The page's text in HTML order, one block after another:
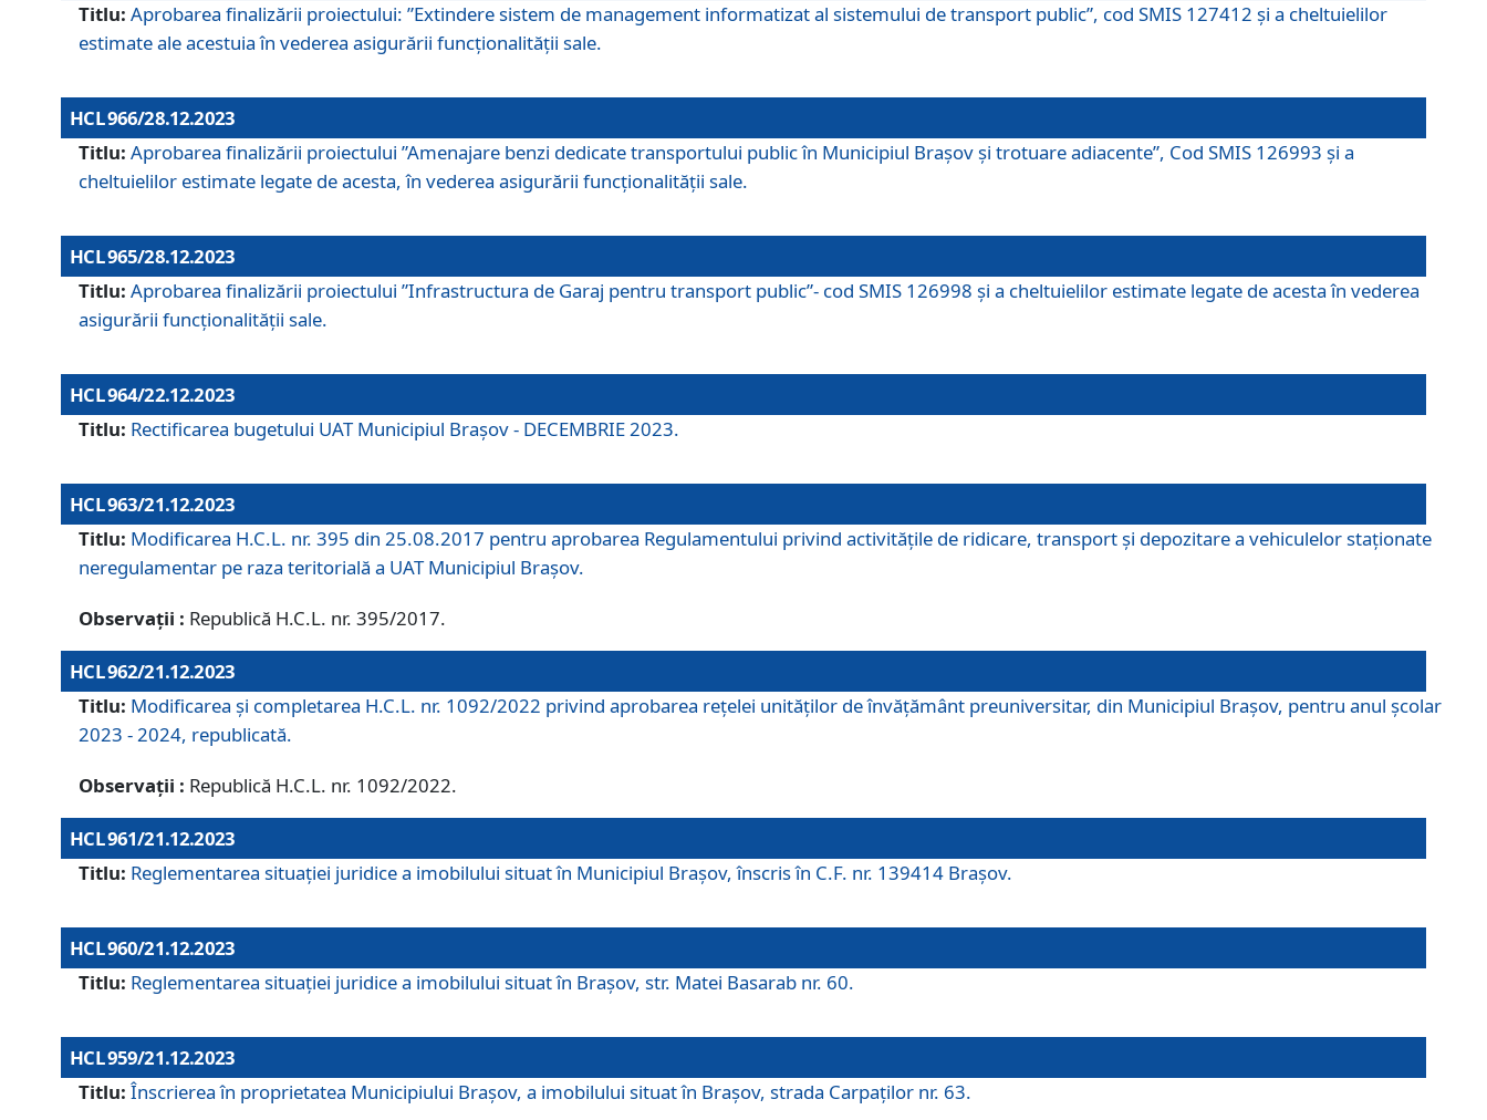
Titlu: Aprobarea finalizării proiectului: ”Extindere sistem de management informatizat al sistemului de transport public”, cod SMIS 127412 și a cheltuielilor
estimate ale acestuia în vederea asigurării funcționalității sale.
HCL 966/28.12.2023
Titlu: Aprobarea finalizării proiectului ”Amenajare benzi dedicate transportului public în Municipiul Brașov şi trotuare adiacente”, Cod SMIS 126993 și a
cheltuielilor estimate legate de acesta, în vederea asigurării funcționalității sale.
HCL 965/28.12.2023
Titlu: Aprobarea finalizării proiectului ”Infrastructura de Garaj pentru transport public”- cod SMIS 126998 și a cheltuielilor estimate legate de acesta în vederea
asigurării funcționalității sale.
HCL 964/22.12.2023
Titlu: Rectificarea bugetului UAT Municipiul Braşov - DECEMBRIE 2023.
HCL 963/21.12.2023
Titlu: Modificarea H.C.L. nr. 395 din 25.08.2017 pentru aprobarea Regulamentului privind activitățile de ridicare, transport şi depozitare a vehiculelor staționate
neregulamentar pe raza teritorială a UAT Municipiul Braşov.
Observații : Republică H.C.L. nr. 395/2017.
HCL 962/21.12.2023
Titlu: Modificarea și completarea H.C.L. nr. 1092/2022 privind aprobarea rețelei unităților de învăţământ preuniversitar, din Municipiul Braşov, pentru anul școlar
2023 - 2024, republicată.
Observații : Republică H.C.L. nr. 1092/2022.
HCL 961/21.12.2023
Titlu: Reglementarea situației juridice a imobilului situat în Municipiul Brașov, înscris în C.F. nr. 139414 Brașov.
HCL 960/21.12.2023
Titlu: Reglementarea situației juridice a imobilului situat în Brașov, str. Matei Basarab nr. 60.
HCL 959/21.12.2023
Titlu: Înscrierea în proprietatea Municipiului Brașov, a imobilului situat în Brașov, strada Carpaților nr. 63.